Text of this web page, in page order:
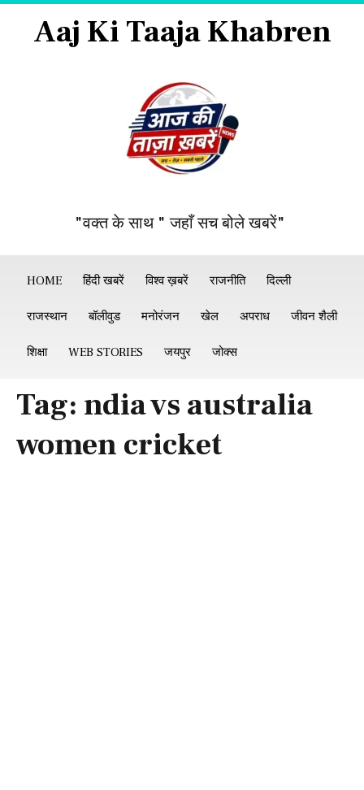
Aaj Ki Taaja Khabren
"वक्त के साथ " जहाँ सच बोले खबरें"
HOME हिंदी खबरें विश्व ख़बरें राजनीति दिल्ली
राजस्थान बॉलीवुड मनोरंजन खेल अपराध जीवन शैली
शिक्षा WEB STORIES जयपुर जोक्स
Tag: ndia vs australia
women cricket